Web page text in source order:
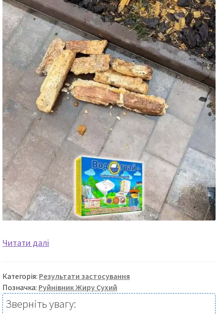
Читати далі
препаратів
для
руйнування
Категорія: Результати застосування
Позначка: Руйнівник Жиру Сухий
Зверніть увагу: